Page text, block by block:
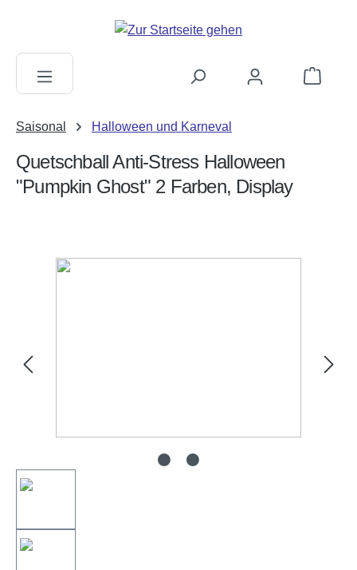
Saisonal Halloween und Karneval
Quetschball Anti-Stress Halloween
"Pumpkin Ghost" 2 Farben, Display
Bildergalerie überspringen